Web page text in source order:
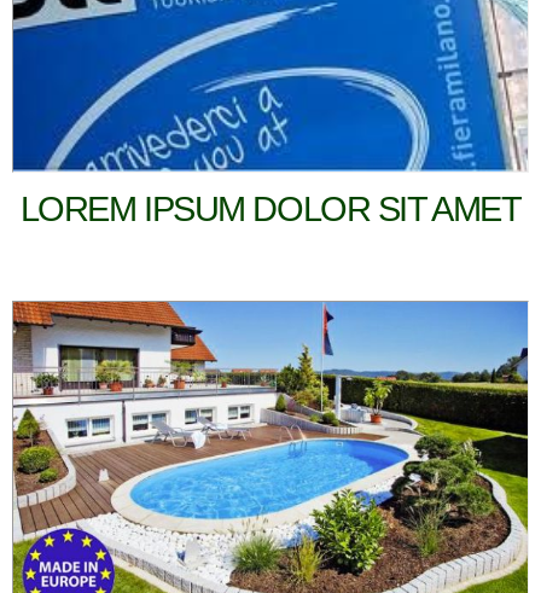
LOREM IPSUM DOLOR SIT AMET